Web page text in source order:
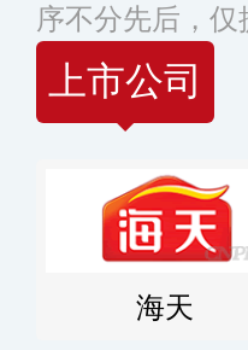
序不分先后，仅
上市公司
海天